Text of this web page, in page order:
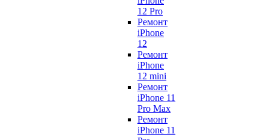
12 Pro
Ремонт
iPhone
12
Ремонт
iPhone
12 mini
Ремонт
iPhone 11
Pro Max
Ремонт
iPhone 11